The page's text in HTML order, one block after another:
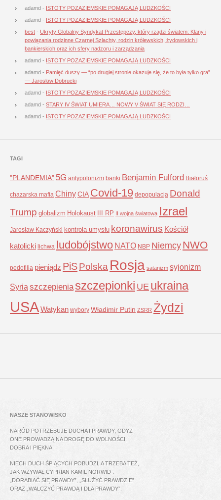
adamd - ISTOTY POZAZIEMSKIE POMAGAJĄ LUDZKOŚCI
adamd - ISTOTY POZAZIEMSKIE POMAGAJĄ LUDZKOŚCI
best - Ukryty Globalny Syndykat Przestępczy, który rządzi światem: Klany i
powiązania rodzinne Czarnej Szlachty, rodzin królewskich, żydowskich i
bankierskich oraz ich sfery nadzoru i zarządzania
adamd - ISTOTY POZAZIEMSKIE POMAGAJĄ LUDZKOŚCI
adamd - Pamięć duszy — “po drugiej stronie okazuje się, że to była tylko gra”
— Jarosław Dobrucki
adamd - ISTOTY POZAZIEMSKIE POMAGAJĄ LUDZKOŚCI
adamd - STARY IV ŚWIAT UMIERA… NOWY V ŚWIAT SIĘ RODZI…
adamd - ISTOTY POZAZIEMSKIE POMAGAJĄ LUDZKOŚCI
TAGI
"PLANDEMIA" 5G antypolonizm banki Benjamin Fulford Białoruś
chazarska mafia ChinyCIA Covid-19 depopulacja Donald
Trump globalizm Holokaust III RP II wojna światowa Izrael
Jarosław Kaczyński kontrola umysłu koronawirus Kościół
katolicki lichwa ludobójstwo NATO NBP NiemcyNWO
pedofilia pieniądz PiSPolska Rosja satanizm syjonizm
Syria szczepienia szczepionki UE ukraina
USAWatykan wybory Władimir Putin ZSRR Żydzi
NASZE STANOWISKO
NARÓD POTRZEBUJE DUCHA I PRAWDY, GDYŻ
ONE PROWADZĄ NA DROGĘ DO WOLNOŚCI,
DOBRA I PIĘKNA.
NIECH DUCH ŚPIĄCYCH POBUDZI, A TRZEBA TEŻ,
JAK WZYWAŁ CYPRIAN KAMIL NORWID :
„DORABIAĆ SIĘ PRAWDY”, „SŁUŻYĆ PRAWDZIE”
ORAZ „WALCZYĆ PRAWDĄ I DLA PRAWDY”.